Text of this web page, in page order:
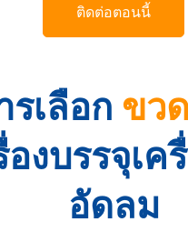
ติดต่อตอนนี้
รเลือก ขว
องบรรจุเค
อัดลม